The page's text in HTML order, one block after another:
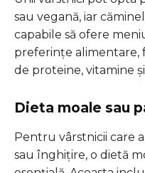
sau vegană, iar
capabile să ofere
preferințe alimentare,
de proteine, vitamine
Dieta moale sau
Pentru vârstnicii care
sau înghițire, o dietă